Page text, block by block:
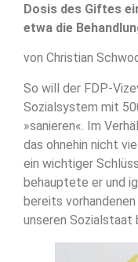
Dosis des Giftes
etwa die
von Christian
So will der FDP-
Sozialsystem mit
»sanieren«. Im
das ohnehin nicht
ein wichtiger
behauptete er und
bereits
unseren Sozialstaat